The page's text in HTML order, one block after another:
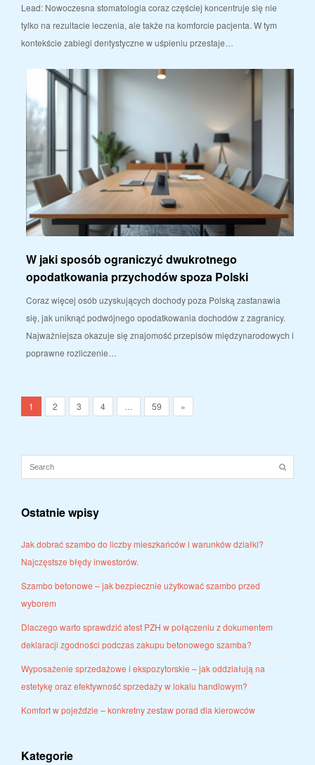
Lead: Nowoczesna stomatologia coraz częściej koncentruje się nie
tylko na rezultacie leczenia, ale także na komforcie pacjenta. W tym
kontekście zabiegi dentystyczne w uśpieniu przestaje…
W jaki sposób ograniczyć dwukrotnego
opodatkowania przychodów spoza Polski
Coraz więcej osób uzyskujących dochody poza Polską zastanawia
się, jak uniknąć podwójnego opodatkowania dochodów z zagranicy.
Najważniejsza okazuje się znajomość przepisów międzynarodowych i
poprawne rozliczenie…
1 2 3 4 59 »
Ostatnie wpisy
Jak dobrać szambo do liczby mieszkańców i warunków działki?
Najczęstsze błędy inwestorów.
Szambo betonowe – jak bezpiecznie użytkować szambo przed
wyborem
Dlaczego warto sprawdzić atest PZH w połączeniu z dokumentem
deklaracji zgodności podczas zakupu betonowego szamba?
Wyposażenie sprzedażowe i ekspozytorskie – jak oddziałują na
estetykę oraz efektywność sprzedaży w lokalu handlowym?
Komfort w pojeździe – konkretny zestaw porad dla kierowców
Kategorie